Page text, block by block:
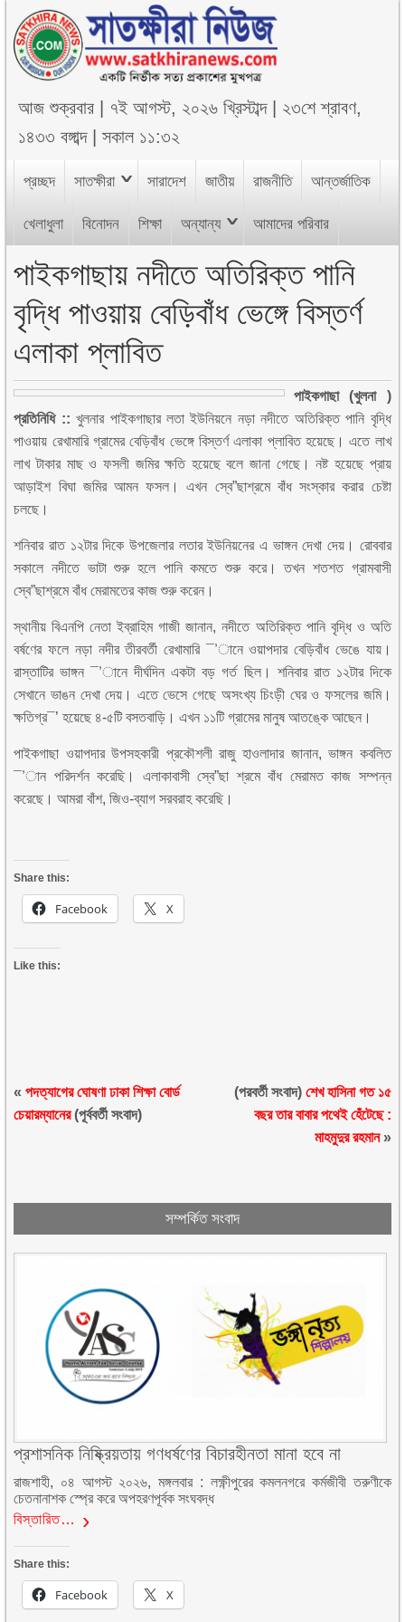
আজশুক্রবার ৭ই আগস্ট, ২০২৬ খ্রিস্টাব্দ| ২৩শে শ্রাবণ,
১৪৩৩ বঙ্গাব্দ|সকাল ১১:৩২
প্রচ্ছদ সাতক্ষীরা সারাদেশ জাতীয় রাজনীতি আন্তর্জাতিক
খেলাধুলা বিনোদন শিক্ষা অন্যান্য আমাদের পরিবার
পাইকগাছায় নদীতে অতিরিক্ত পানি
বৃদ্ধি পাওয়ায় বেড়িবাঁধ ভেঙ্গে বিস্তর্ণ
এলাকা প্লাবিত
পাইকগাছা (খুলনা )
প্রতিনিধি :: খুলনার পাইকগাছার লতা ইউনিয়নে নড়া নদীতে অতিরিক্ত পানি বৃদ্ধি
পাওয়ায় রেখামারি গ্রামের বেড়িবাঁধ ভেঙ্গে বিস্তর্ণ এলাকা প্লাবিত হয়েছে। এতে লাখ
লাখ টাকার মাছ ও ফসলী জমির ক্ষতি হয়েছে বলে জানা গেছে। নষ্ট হয়েছে প্রায়
আড়াইশ বিঘা জমির আমন ফসল। এখন স্বে”ছাশ্রমে বাঁধ সংস্কার করার চেষ্টা
চলছে।
শনিবার রাত ১২টার দিকে উপজেলার লতার ইউনিয়নের এ ভাঙ্গন দেখা দেয়। রোববার
সকালে নদীতে ভাটা শুরু হলে পানি কমতে শুরু করে। তখন শতশত গ্রামবাসী
স্বে”ছাশ্রমে বাঁধ মেরামতের কাজ শুরু করেন।
স্থানীয় বিএনপি নেতা ইব্রাহিম গাজী জানান, নদীতে অতিরিক্ত পানি বৃদ্ধি ও অতি
বর্ষণের ফলে নড়া নদীর তীরবর্তী রেখামারি ¯’ানে ওয়াপদার বেড়িবাঁধ ভেঙে যায়।
রাস্তাটির ভাঙ্গন ¯’ানে দীর্ঘদিন একটা বড় গর্ত ছিল। শনিবার রাত ১২টার দিকে
সেখানে ভাঙন দেখা দেয়। এতে ভেসে গেছে অসংখ্য চিংড়ী ঘের ও ফসলের জমি।
ক্ষতিগ্র¯’ হয়েছে ৪-৫টি বসতবাড়ি। এখন ১১টি গ্রামের মানুষ আতঙ্কে আছেন।
পাইকগাছা ওয়াপদার উপসহকারী প্রকৌশলী রাজু হাওলাদার জানান, ভাঙ্গন কবলিত
¯’ান পরিদর্শন করেছি। এলাকাবাসী স্বে”ছা শ্রমে বাঁধ মেরামত কাজ সম্পন্ন
করেছে। আমরা বাঁশ, জিও-ব্যাগ সরবরাহ করেছি।
Share this:
Facebook X
Like this:
«পদত্যাগের ঘোষণা ঢাকা শিক্ষা বোর্ড
চেয়ারম্যানের(পূর্ববর্তী সংবাদ)
(পরবর্তী সংবাদ) শেখ হাসিনা গত ১৫
বছর তার বাবার পথেই হেঁটেছে :
মাহমুদুর রহমান»
সম্পর্কিত সংবাদ
প্রশাসনিক নিষ্ক্রিয়তায় গণধর্ষণের বিচারহীনতা মানা হবে না
রাজশাহী, ০৪ আগস্ট ২০২৬, মঙ্গলবার : লক্ষ্ণীপুরের কমলনগরে কর্মজীবী তরুণীকে
চেতনানাশক স্প্রে করে অপহরণপূর্বক সংঘবদ্ধ
বিস্তারিত…
Share this:
Facebook X